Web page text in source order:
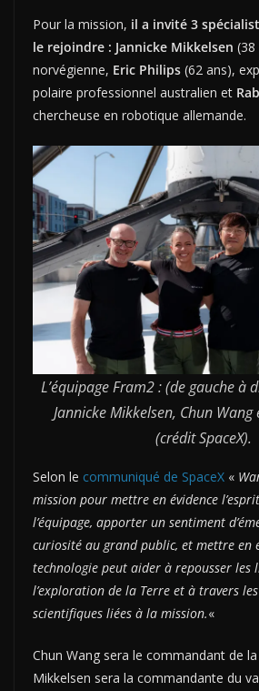
Pour la mission, il a invité 3
le rejoindre : Jannicke Mikkelsen (38
norvégienne, Eric Philips (62 ans),
polaire professionnel australien et
chercheuse en robotique allemande.
L’équipage Fram2 : (de gauche à
Jannicke Mikkelsen, Chun Wang
(crédit SpaceX).
Selon le communiqué de SpaceX «
mission pour mettre en évidence
l’équipage, apporter un sentiment
curiosité au grand public, et mettre en
technologie peut aider à repousser les
l’exploration de la Terre et à travers
scientifiques liées à la mission.«
Chun Wang sera le commandant de
Mikkelsen sera la commandante du